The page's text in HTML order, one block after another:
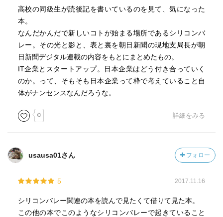
高校の同級生が読後記を書いているのを見て、気になった
本。
なんだかんだで新しいコトが始まる場所であるシリコンバ
レー。その光と影と、表と裏を朝日新聞の現地支局長が朝
日新聞デジタル連載の内容をもとにまとめたもの。
IT企業とスタートアップ。日本企業はどう付き合っていく
のか。って、そもそも日本企業って枠で考えていること自
体がナンセンスなんだろうな。
0 詳細をみる
usausa01さん フォロー
5 2017.11.16
シリコンバレー関連の本を読んで見たくて借りて見た本。
この他の本でこのようなシリコンバレーで起きていること